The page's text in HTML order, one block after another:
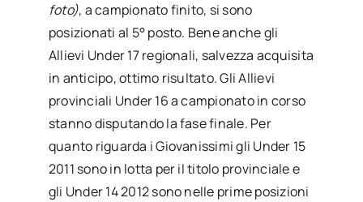
foto), a campionato finito, si sono
posizionati al 5° posto. Bene anche gli
Allievi Under 17 regionali, salvezza acquisita
in anticipo, ottimo risultato. Gli Allievi
provinciali Under 16 a campionato in corso
stanno disputando la fase finale. Per
quanto riguarda i Giovanissimi gli Under 15
2011 sono in lotta per il titolo provinciale e
gli Under 14 2012 sono nelle prime posizioni